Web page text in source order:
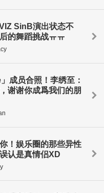
SinB演出状态不
的舞蹈挑战ㅠㅠ
成员合照！李绣至：
谢谢你成爲我们的朋
！娱乐圈的那些异性
认是真情侣XD